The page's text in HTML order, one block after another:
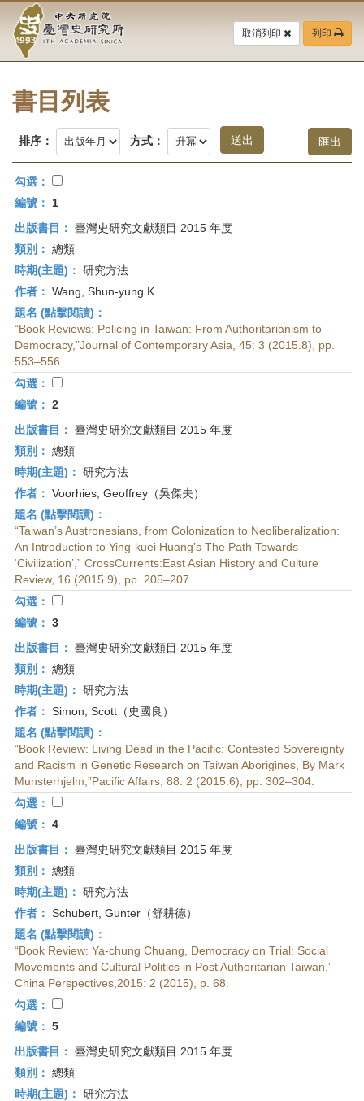
要
中
央
研
究
院-
臺
灣
史
研
究
所-
首
頁
取消列印 列印
書目列表
排序： 方式：
勾選：
編號：
1
出版書目： 臺灣史研究文獻類目 2015 年度
類別： 總類
時期(主題)： 研究方法
作者： Wang, Shun-yung K.
題名 (點擊閱讀)：
“Book Reviews: Policing in Taiwan: From Authoritarianism to
Democracy,”Journal of Contemporary Asia, 45: 3 (2015.8), pp.
553–556.
勾選：
編號： 2
出版書目： 臺灣史研究文獻類目 2015 年度
類別： 總類
時期(主題)： 研究方法
作者： Voorhies, Geoffrey（吳傑夫）
題名 (點擊閱讀)：
“Taiwan’s Austronesians, from Colonization to Neoliberalization:
An Introduction to Ying-kuei Huang’s The Path Towards
‘Civilization’,” CrossCurrents:East Asian History and Culture
Review, 16 (2015.9), pp. 205–207.
勾選：
編號： 3
出版書目： 臺灣史研究文獻類目 2015 年度
類別： 總類
時期(主題)： 研究方法
作者： Simon, Scott（史國良）
題名 (點擊閱讀)：
“Book Review: Living Dead in the Pacific: Contested Sovereignty
and Racism in Genetic Research on Taiwan Aborigines, By Mark
Munsterhjelm,”Pacific Affairs, 88: 2 (2015.6), pp. 302–304.
勾選：
編號： 4
出版書目： 臺灣史研究文獻類目 2015 年度
類別： 總類
時期(主題)： 研究方法
作者： Schubert, Gunter（舒耕德）
題名 (點擊閱讀)：
“Book Review: Ya-chung Chuang, Democracy on Trial: Social
Movements and Cultural Politics in Post Authoritarian Taiwan,”
China Perspectives,2015: 2 (2015), p. 68.
勾選：
編號： 5
出版書目： 臺灣史研究文獻類目 2015 年度
類別： 總類
時期(主題)： 研究方法